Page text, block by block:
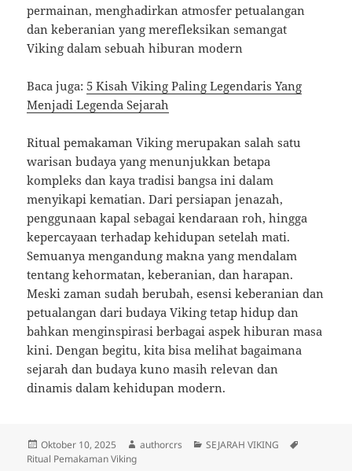
permainan, menghadirkan atmosfer petualangan
dan keberanian yang merefleksikan semangat
Viking dalam sebuah hiburan modern
Baca juga: 5 Kisah Viking Paling Legendaris Yang
Menjadi Legenda Sejarah
Ritual pemakaman Viking merupakan salah satu
warisan budaya yang menunjukkan betapa
kompleks dan kaya tradisi bangsa ini dalam
menyikapi kematian. Dari persiapan jenazah,
penggunaan kapal sebagai kendaraan roh, hingga
kepercayaan terhadap kehidupan setelah mati.
Semuanya mengandung makna yang mendalam
tentang kehormatan, keberanian, dan harapan.
Meski zaman sudah berubah, esensi keberanian dan
petualangan dari budaya Viking tetap hidup dan
bahkan menginspirasi berbagai aspek hiburan masa
kini. Dengan begitu, kita bisa melihat bagaimana
sejarah dan budaya kuno masih relevan dan
dinamis dalam kehidupan modern.
Diposkan
pada
Oktober 10, 2025 Penulis
authorcrs Kategori
SEJARAH VIKING
Ritual Pemakaman Viking